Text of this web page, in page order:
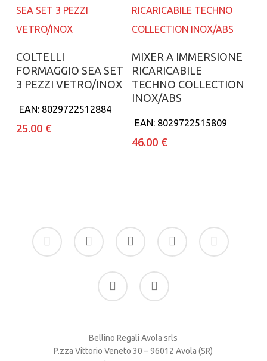
Aggiungi al carrello
COLTELLI
FORMAGGIO SEA SET
3 PEZZI VETRO/INOX
EAN: 8029722512884
25.00 €
Aggiungi al carrello
MIXER A IMMERSIONE
RICARICABILE
TECHNO COLLECTION
INOX/ABS
EAN: 8029722515809
46.00 €
facebook
google-
plus
instagram whatsapp tiktok
phone email
Bellino Regali Avola srls
P.zza Vittorio Veneto 30 – 96012 Avola (SR)